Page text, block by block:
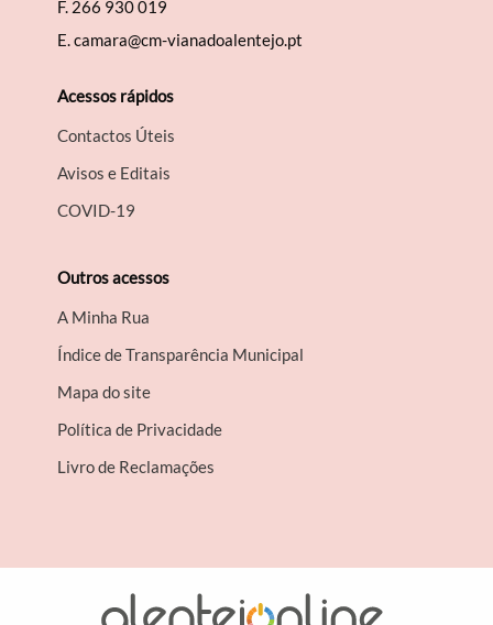
F. 266 930 019
E.camara@cm-vianadoalentejo.pt
Acessos rápidos
Contactos Úteis
Avisos e Editais
COVID-19
Outros acessos
A Minha Rua
Índice de Transparência Municipal
Mapa do site
Política de Privacidade
Livro de Reclamações